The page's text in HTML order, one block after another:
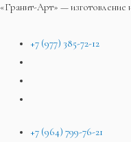
«Гранит-Арт» — изготовление
+7 (977) 385-72-12
+7 (964) 799-76-21